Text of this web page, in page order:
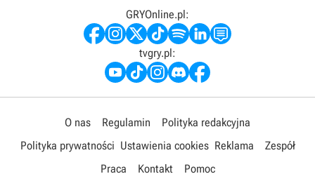
GRYOnline.pl:
tvgry.pl:
O nas Regulamin
Polityka redakcyjna
Polityka prywatności Ustawienia cookies Reklama
Zespół
Praca
Kontakt Pomoc